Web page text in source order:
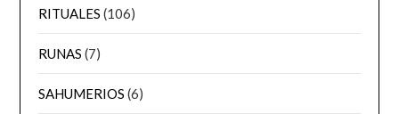
RITUALES (106)
RUNAS (7)
SAHUMERIOS (6)